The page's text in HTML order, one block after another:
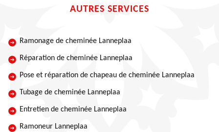
AUTRES SERVICES
Ramonage de cheminée Lanneplaa
Réparation de cheminée Lanneplaa
Pose et réparation de chapeau de cheminée Lanneplaa
Tubage de cheminée Lanneplaa
Entretien de cheminée Lanneplaa
Ramoneur Lanneplaa